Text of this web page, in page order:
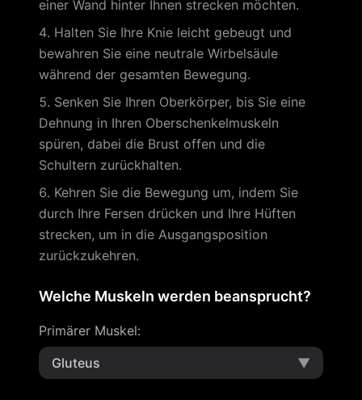
einer Wand hinter Ihnen strecken möchten.
Halten Sie Ihre Knie leicht gebeugt und
bewahren Sie eine neutrale Wirbelsäule
während der gesamten Bewegung.
Senken Sie Ihren Oberkörper, bis Sie eine
Dehnung in Ihren Oberschenkelmuskeln
spüren, dabei die Brust offen und die
Schultern zurückhalten.
Kehren Sie die Bewegung um, indem Sie
durch Ihre Fersen drücken und Ihre Hüften
strecken, um in die Ausgangsposition
zurückzukehren.
Welche Muskeln werden beansprucht?
Primärer Muskel:
Gluteus
▼